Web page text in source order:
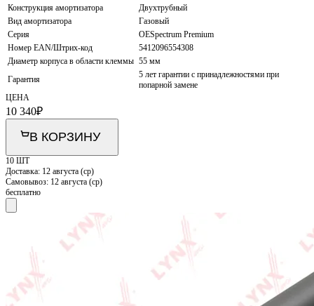
Конструкция амортизатора
Двухтрубный
Вид амортизатора
Газовый
Серия
OESpectrum Premium
Номер EAN/Штрих-код
5412096554308
Диаметр корпуса в области клеммы 55 мм
Гарантия
5 лет гарантии с принадлежностями при
попарной замене
ЦЕНА
10 340₽
В КОРЗИНУ
10 ШТ
Доставка: 12 августа (ср)
Самовывоз: 12 августа (ср)
бесплатно